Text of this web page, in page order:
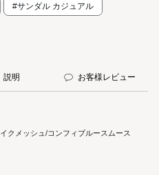
#サンダル カジュアル
説明 お客様レビュー
クメッシュ/コンフィブルースムース